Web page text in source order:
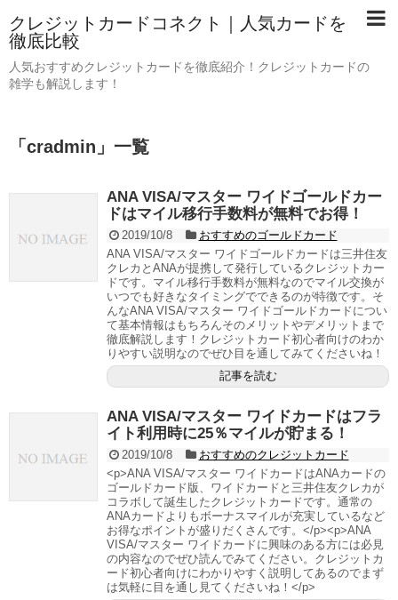
クレジットカードコネクト｜人気カードを
徹底比較
人気おすすめクレジットカードを徹底紹介！クレジットカードの
雑学も解説します！
「 cradmin 」 一覧
ANA VISA/マスター ワイドゴールドカー
ドはマイル移行手数料が無料でお得！
2019/10/8
おすすめのゴールドカード
ANA VISA/マスター ワイドゴールドカードは三井住友
クレカとANAが提携して発行しているクレジットカー
ドです。マイル移行手数料が無料なのでマイル交換が
いつでも好きなタイミングでできるのが特徴です。そ
んなANA VISA/マスター ワイドゴールドカードについ
て基本情報はもちろんそのメリットやデメリットまで
徹底解説します！クレジットカード初心者向けのわか
りやすい説明なのでぜひ目を通してみてくださいね！
記事を読む
ANA VISA/マスター ワイドカードはフラ
イト利用時に25％マイルが貯まる！
2019/10/8
おすすめのクレジットカード
<p>ANA VISA/マスター ワイドカードはANAカードの
ゴールドカード版、ワイドカードと三井住友クレカが
コラボして誕生したクレジットカードです。通常の
ANAカードよりもボーナスマイルが充実しているなど
お得なポイントが盛りだくさんです。</p><p>ANA
VISA/マスター ワイドカードに興味のある方には必見
の内容なのでぜひ読んでみてください。クレジットカ
ード初心者向けにわかりやすく説明してあるのでまず
は気軽に目を通し見てくださいね！</p>